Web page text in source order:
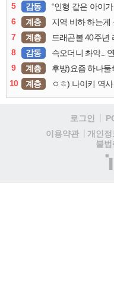
5
감동 “인형 같은 아이가 가라
6
계층 지역 비하 하는게
7
계층 드래곤볼 40주년
8
감동 슥오더니 촤악.. 연기
9
계층 후방)요즘 하나
10
계층 ㅇㅎ) 나이키 역
로그인
이용약관
개인정
불법